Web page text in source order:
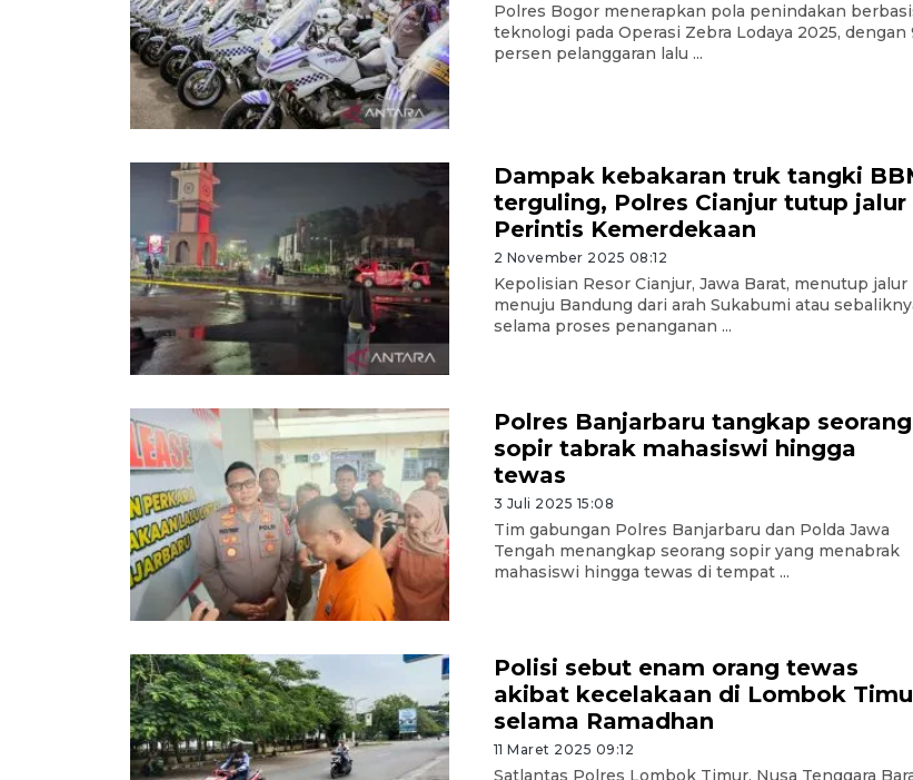
Polres Bogor menerapkan pola penindakan
teknologi pada Operasi Zebra Lodaya 2025, dengan
persen pelanggaran lalu ...
Dampak kebakaran truk tangki
terguling, Polres Cianjur tutup jalur
Perintis Kemerdekaan
2 November 2025 08:12
Kepolisian Resor Cianjur, Jawa Barat, menutup jalur
menuju Bandung dari arah Sukabumi atau
selama proses penanganan ...
Polres Banjarbaru tangkap seorang
sopir tabrak mahasiswi hingga
tewas
3 Juli 2025 15:08
Tim gabungan Polres Banjarbaru dan Polda Jawa
Tengah menangkap seorang sopir yang menabrak
mahasiswi hingga tewas di tempat ...
Polisi sebut enam orang tewas
akibat kecelakaan di Lombok
selama Ramadhan
11 Maret 2025 09:12